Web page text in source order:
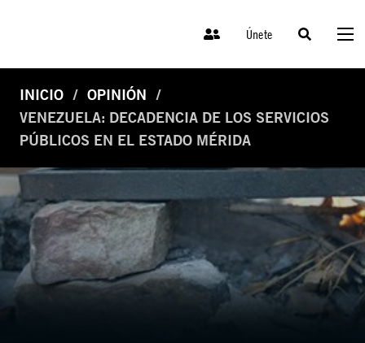
Únete
INICIO
OPINIÓN
VENEZUELA: DECADENCIA DE LOS SERVICIOS
PÚBLICOS EN EL ESTADO MÉRIDA